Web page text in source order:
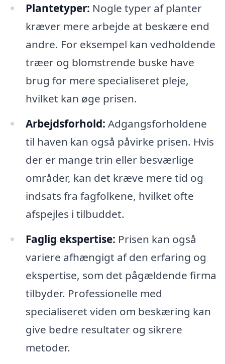
Plantetyper: Nogle typer af planter
kræver mere arbejde at beskære end
andre. For eksempel kan vedholdende
træer og blomstrende buske have
brug for mere specialiseret pleje,
hvilket kan øge prisen.
Arbejdsforhold: Adgangsforholdene
til haven kan også påvirke prisen. Hvis
der er mange trin eller besværlige
områder, kan det kræve mere tid og
indsats fra fagfolkene, hvilket ofte
afspejles i tilbuddet.
Faglig ekspertise: Prisen kan også
variere afhængigt af den erfaring og
ekspertise, som det pågældende firma
tilbyder. Professionelle med
specialiseret viden om beskæring kan
give bedre resultater og sikrere
metoder.